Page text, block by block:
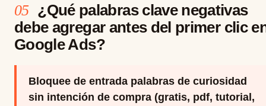
05 ¿Qué palabras clave negativas
debe agregar antes del primer clic
Google Ads?
Bloquee de entrada palabras de curiosidad
sin intención de compra (gratis, pdf, tutorial,